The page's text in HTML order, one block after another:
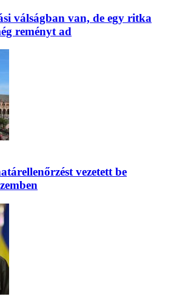
válságban van, de egy ritka
reményt ad
vezetett be